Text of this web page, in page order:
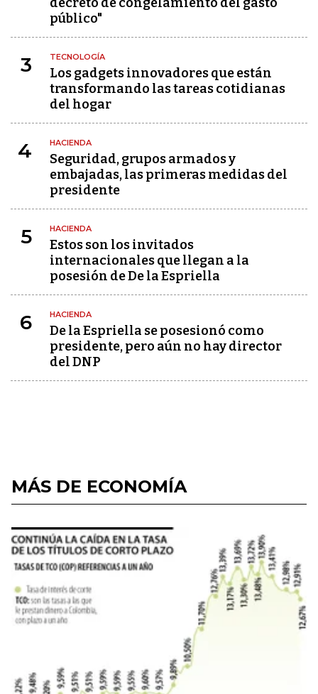
público"
3 TECNOLOGÍA
Los gadgets innovadores que están
transformando las tareas cotidianas
del hogar
4 HACIENDA
Seguridad, grupos armados y
embajadas, las primeras medidas del
presidente
5 HACIENDA
Estos son los invitados
internacionales que llegan a la
posesión de De la Espriella
6 HACIENDA
De la Espriella se posesionó como
presidente, pero aún no hay director
del DNP
MÁS DE ECONOMÍA